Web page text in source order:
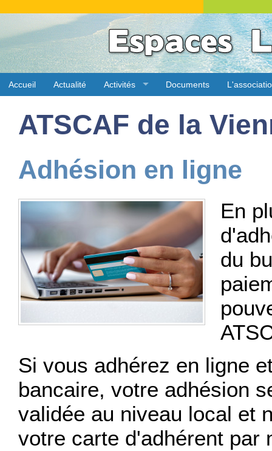
Accueil Actualité Activités Documents
ATSCAF de la
Adhésion en ligne
En
du
Si vous adhérez en ligne
bancaire, votre adhésion
validée au niveau local et
votre carte d'adhérent par